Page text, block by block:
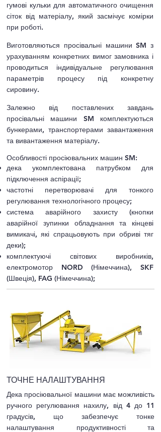
гумові кульки для автоматичного очищення
сіток від матеріалу, який засмічує комірки
при роботі.
Виготовляються просівальні машини SM з
урахуванням конкретних вимог замовника і
проводиться індивідуальне регулювання
параметрів процесу під конкретну
сировину.
Залежно від поставлених завдань
просівальні машини SM комплектуються
бункерами, транспортерами завантаження
та вивантаження матеріалу.
Особливості просіювальних машин SM:
дека укомплектована патрубком для
підключення аспірації;
частотні перетворювачі для тонкого
регулювання технологічного процесу;
система аварійного захисту (кнопки
аварійної зупинки обладнання та кінцеві
вимикачі, які спрацьовують при обриві тяг
деки);
комплектуючі світових виробників,
електромотор NORD (Німеччина), SKF
(Швеція), FAG (Німеччина);
ТОЧНЕ НАЛАШТУВАННЯ
Дека просіювальної машини має можливість
ручного регулювання нахилу, від 4 до 11
градусів, що забезпечує тонке
налаштування продуктивності та